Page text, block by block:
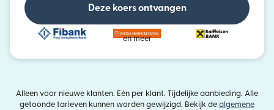
Deze koers ontvangen
en meer
Alleen voor nieuwe klanten. Eén per klant. Tijdelijke aanbieding. Alle
getoonde tarieven kunnen worden gewijzigd. Bekijk de algemene